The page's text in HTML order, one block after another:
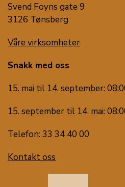
Svend Foyns gate 9
3126 Tønsberg
Våre virksomheter
Snakk med oss
15. mai til 14. september:
15. september til 14. mai:
Telefon: 33 34 40 00
Kontakt oss